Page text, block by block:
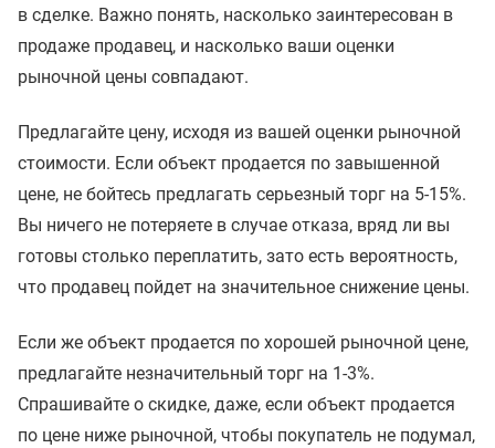
в сделке. Важно понять, насколько заинтересован в
продаже продавец, и насколько ваши оценки
рыночной цены совпадают.
Предлагайте цену, исходя из вашей оценки рыночной
стоимости. Если объект продается по завышенной
цене, не бойтесь предлагать серьезный торг на 5-15%.
Вы ничего не потеряете в случае отказа, вряд ли вы
готовы столько переплатить, зато есть вероятность,
что продавец пойдет на значительное снижение цены.
Если же объект продается по хорошей рыночной цене,
предлагайте незначительный торг на 1-3%.
Спрашивайте о скидке, даже, если объект продается
по цене ниже рыночной, чтобы покупатель не подумал,